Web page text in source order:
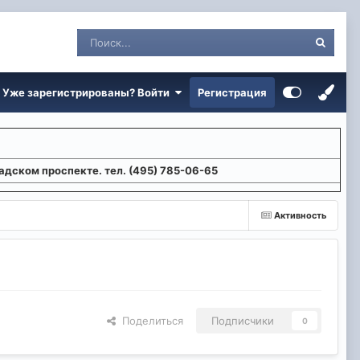
Уже зарегистрированы? Войти Регистрация
проспекте. тел. (495) 785-06-65
Активность
Поделиться Подписчики 0